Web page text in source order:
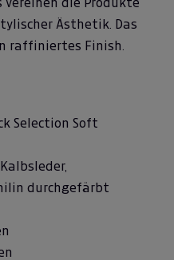
Ästhetik. Das
raffiniertes Finish.
Selection Soft
durchgefärbt